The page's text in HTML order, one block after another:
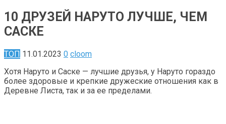
10 ДРУЗЕЙ НАРУТО ЛУЧШЕ, ЧЕМ
САСКЕ
ТОП 11.01.2023 0 cloom
Хотя Наруто и Саске — лучшие друзья, у Наруто гораздо
более здоровые и крепкие дружеские отношения как в
Деревне Листа, так и за ее пределами.